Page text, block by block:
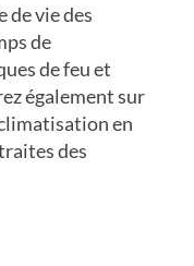
de vie des
de
de feu et
également sur
en
des